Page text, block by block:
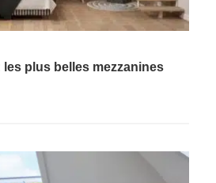
les plus belles mezzanines